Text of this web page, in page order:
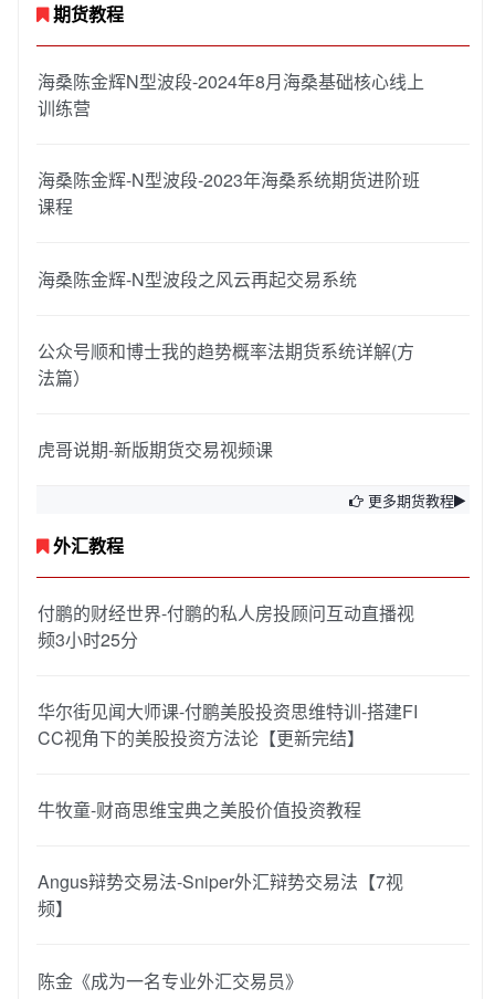
期货教程
海桑陈金辉N型波段-2024年8月海桑基础核心线上
训练营
海桑陈金辉-N型波段-2023年海桑系统期货进阶班
课程
海桑陈金辉-N型波段之风云再起交易系统
公众号顺和博士我的趋势概率法期货系统详解(方
法篇）
虎哥说期-新版期货交易视频课
更多期货教程
外汇教程
付鹏的财经世界-付鹏的私人房投顾问互动直播视
频3小时25分
华尔街见闻大师课-付鹏美股投资思维特训-搭建FI
CC视角下的美股投资方法论【更新完结】
牛牧童-财商思维宝典之美股价值投资教程
Angus辩势交易法-Sniper外汇辩势交易法【7视
频】
陈金《成为一名专业外汇交易员》